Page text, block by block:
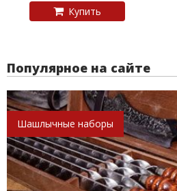
Купить
Популярное на сайте
Шашлычные наборы